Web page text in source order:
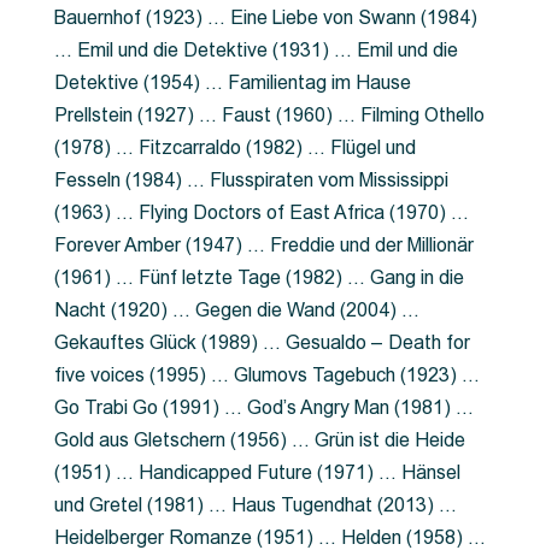
Bauernhof (1923) … Eine Liebe von Swann (1984)
… Emil und die Detektive (1931) … Emil und die
Detektive (1954) … Familientag im Hause
Prellstein (1927) … Faust (1960) … Filming Othello
(1978) … Fitzcarraldo (1982) … Flügel und
Fesseln (1984) … Flusspiraten vom Mississippi
(1963) … Flying Doctors of East Africa (1970) …
Forever Amber (1947) … Freddie und der Millionär
(1961) … Fünf letzte Tage (1982) … Gang in die
Nacht (1920) … Gegen die Wand (2004) …
Gekauftes Glück (1989) … Gesualdo – Death for
five voices (1995) … Glumovs Tagebuch (1923) …
Go Trabi Go (1991) … God’s Angry Man (1981) …
Gold aus Gletschern (1956) … Grün ist die Heide
(1951) … Handicapped Future (1971) … Hänsel
und Gretel (1981) … Haus Tugendhat (2013) …
Heidelberger Romanze (1951) … Helden (1958) …